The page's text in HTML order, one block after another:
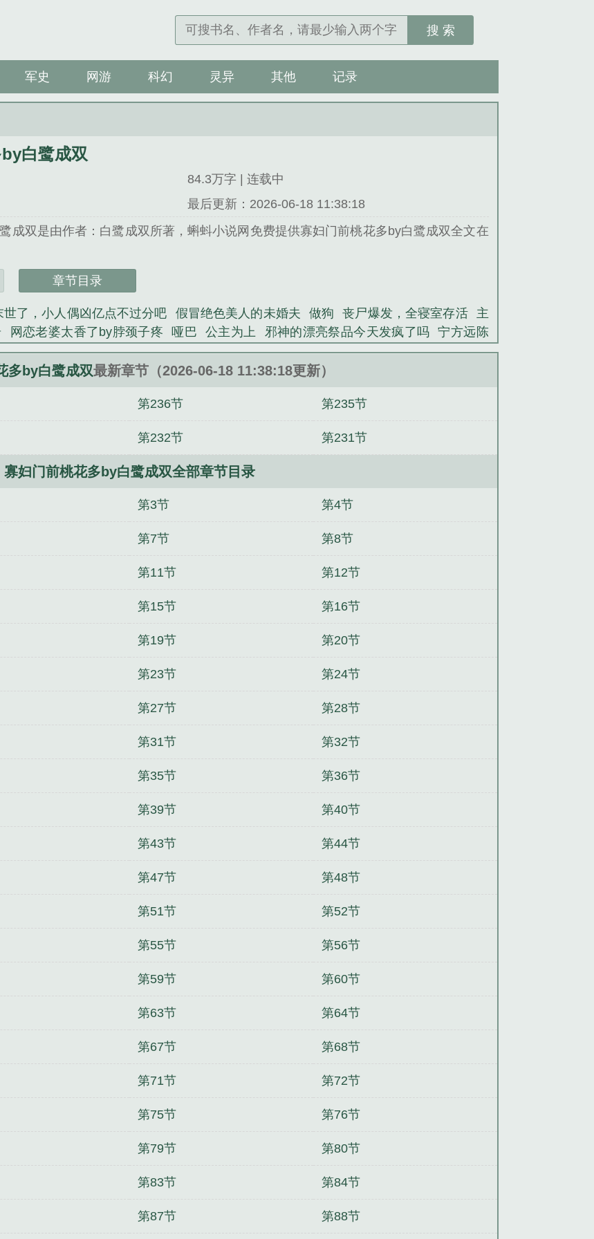
搜 索
军史 网游 科幻 灵异 其他 记录
白鹭成双
84.3万字 | 连载中
最后更新：2026-06-18 11:38:18
成双是由作者：白鹭成双所著，蝌蚪小说网免费提供寡妇门前桃花多by白鹭成双全文在
说网 网址：www.kdxs.net...
鹭成双》是白鹭成双精心创作的军史类小说。
章节目录
世了，小人偶凶亿点不过分吧 假冒绝色美人的未婚夫 做狗 丧尸爆发，全寝室存活
主
网恋老婆太香了by脖颈子疼 哑巴 公主为上 邪神的漂亮祭品今天发疯了吗
宁方远陈
途 病态恋爱方程式 网恋老婆太香了by脖颈子疼笔趣阁无弹窗 网恋老婆太香了by脖颈
人 我和小舅妈的禁忌之恋 大美人她功德+1+1+1(快穿)
多by白鹭成双最新章节（2026-06-18 11:38:18更新）
第236节 第235节
第232节 第231节
寡妇门前桃花多by白鹭成双全部章节目录
第3节 第4节
第7节 第8节
第11节 第12节
第15节 第16节
第19节 第20节
第23节 第24节
第27节 第28节
第31节 第32节
第35节 第36节
第39节 第40节
第43节 第44节
第47节 第48节
第51节 第52节
第55节 第56节
第59节 第60节
第63节 第64节
第67节 第68节
第71节 第72节
第75节 第76节
第79节 第80节
第83节 第84节
第87节 第88节